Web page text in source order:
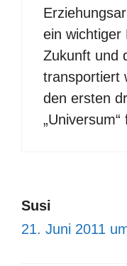
ein wichtiger
Zukunft und
transportiert
den ersten
Susi
21. Juni 2011